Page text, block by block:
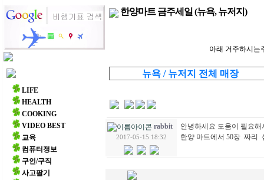
주요 메뉴
LIFE
HEALTH
COOKING
VIDEO BEST
교육
컴퓨터정보
구인/구직
사고팔기
한양마트 금주세일 (뉴욕, 뉴저지)
아래 거주하시는
뉴욕 / 뉴저지 전체 매장
rabbit
2017-05-15 18:32
안녕하세요 도움이 필요해
한양 마트에서 50장 짜리